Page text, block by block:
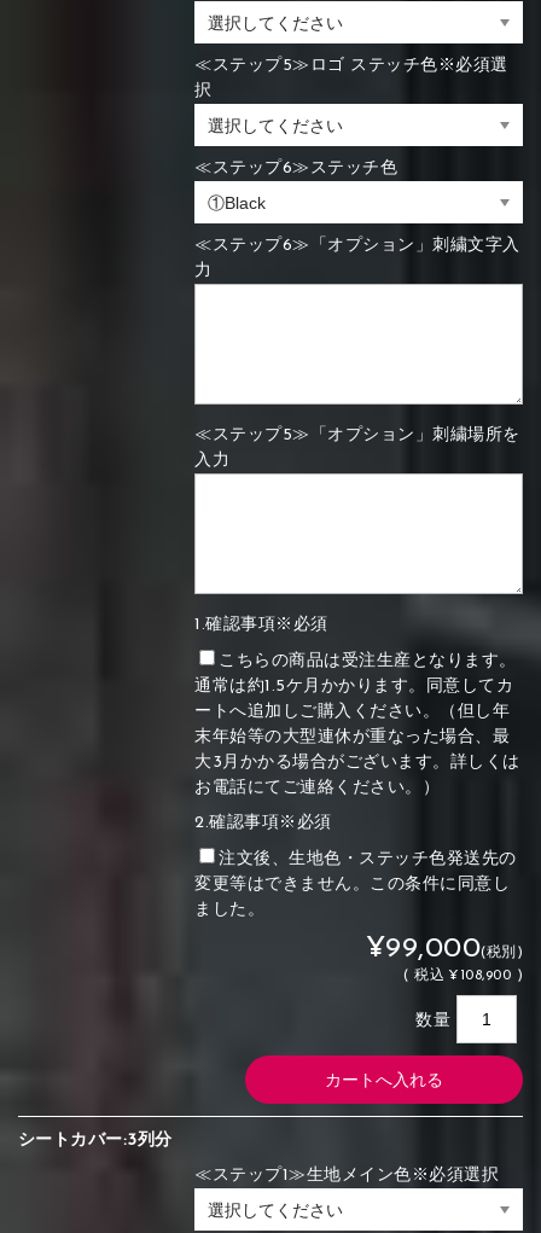
≪ステップ5≫ロゴ ステッチ色※必須選
択
≪ステップ6≫ステッチ色
≪ステップ6≫「オプション」刺繍文字入
力
≪ステップ5≫「オプション」刺繍場所を
入力
1.確認事項※必須
こちらの商品は受注生産となります。
通常は約1.5ケ月かかります。同意してカ
ートへ追加しご購入ください。（但し年
末年始等の大型連休が重なった場合、最
大3月かかる場合がございます。詳しくは
お電話にてご連絡ください。）
2.確認事項※必須
注文後、生地色・ステッチ色発送先の
変更等はできません。この条件に同意し
ました。
¥99,000(税別)
(税込 ¥108,900 )
数量
シートカバー:3列分
≪ステップ1≫生地メイン色※必須選択